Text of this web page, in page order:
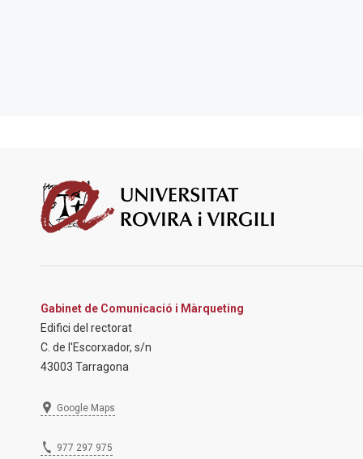
Gabinet de Comunicació i Màrqueting
Edifici del rectorat
C. de l'Escorxador, s/n
43003 Tarragona
Google Maps
977 297 975